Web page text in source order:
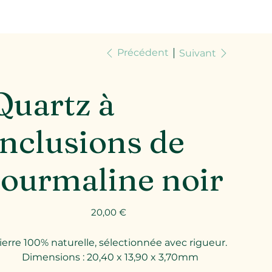
Précédent Suivant
à
de
noir
Prix
20,00 €
100% naturelle, sélectionnée avec rigueur.
Dimensions : 20,40 x 13,90 x 3,70mm